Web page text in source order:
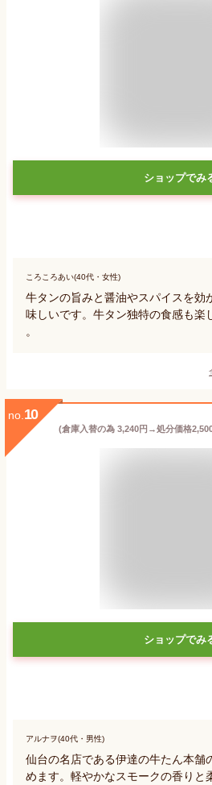
ショップでみ
ころころあい(40代・女性)
牛タンの旨みと醤油やスパイスを効
味しいです。牛タン独特の食感も楽
。
no. 10
ショップでみ
アルナヲ(40代・男性)
仙台の名店である伊達の牛たん本舗
めます。軽やかなスモークの香りと